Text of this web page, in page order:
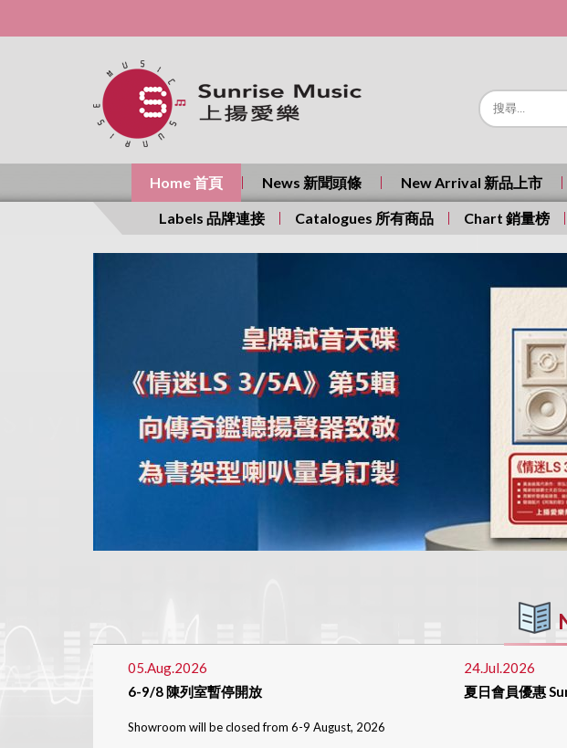
Home 首頁 News 新聞頭條 New Arrival 新品上市
Labels 品牌連接 Catalogues 所有商品 Chart 銷量榜
05.Aug.2026
6-9/8 陳列室暫停開放
Showroom will be closed from 6-9 August, 2026
24.Jul.2026
夏日會員優惠